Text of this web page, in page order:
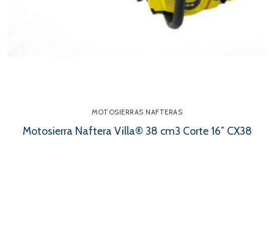
MOTOSIERRAS NAFTERAS
Motosierra Naftera Villa® 38 cm3 Corte 16″ CX38